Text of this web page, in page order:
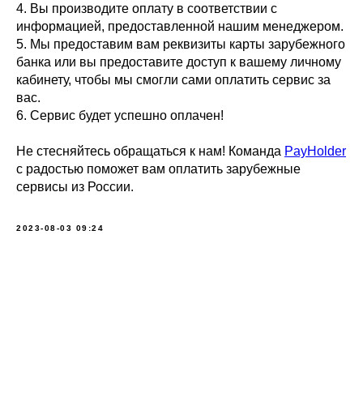
4. Вы производите оплату в соответствии с
информацией, предоставленной нашим менеджером.
5. Мы предоставим вам реквизиты карты зарубежного
банка или вы предоставите доступ к вашему личному
кабинету, чтобы мы смогли сами оплатить сервис за
вас.
6. Сервис будет успешно оплачен!
Не стесняйтесь обращаться к нам! Команда PayHolder
с радостью поможет вам оплатить зарубежные
сервисы из России.
2023-08-03 09:24